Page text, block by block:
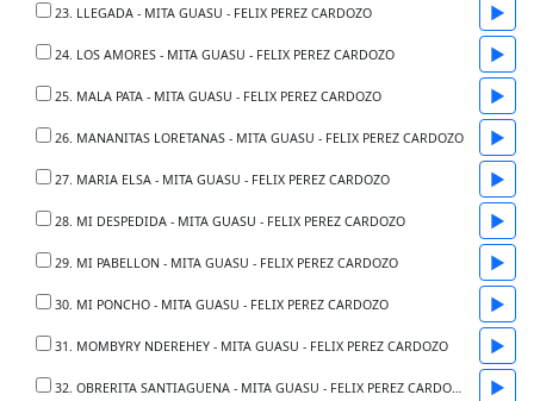
23. LLEGADA - MITA GUASU - FELIX PEREZ CARDOZO ▶
24. LOS AMORES - MITA GUASU - FELIX PEREZ CARDOZO ▶
25. MALA PATA - MITA GUASU - FELIX PEREZ CARDOZO ▶
26. MANANITAS LORETANAS - MITA GUASU - FELIX PEREZ CARDOZO ▶
27. MARIA ELSA - MITA GUASU - FELIX PEREZ CARDOZO ▶
28. MI DESPEDIDA - MITA GUASU - FELIX PEREZ CARDOZO ▶
29. MI PABELLON - MITA GUASU - FELIX PEREZ CARDOZO ▶
30. MI PONCHO - MITA GUASU - FELIX PEREZ CARDOZO ▶
31. MOMBYRY NDEREHEY - MITA GUASU - FELIX PEREZ CARDOZO ▶
32. OBRERITA SANTIAGUENA - MITA GUASU - FELIX PEREZ CARDOZO ▶